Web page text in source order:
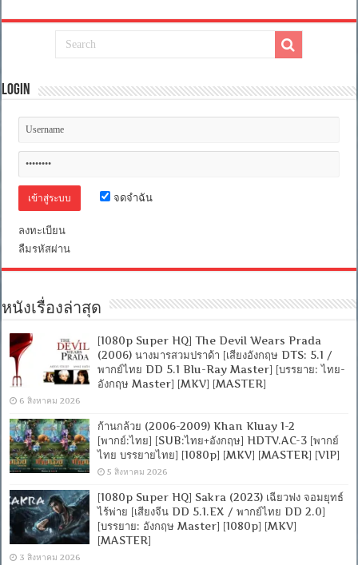
(2019)
[พากย์
โรง]
Login
จดจำฉัน
ลงทะเบียน
ลืมรหัสผ่าน
หนังเรื่องล่าสุด
[1080p Super HQ] The Devil Wears Prada
(2006) นางมารสวมปราด้า [เสียงอังกฤษ DTS: 5.1 /
พากย์ไทย DD 5.1 Blu-Ray Master] [บรรยาย: ไทย-
อังกฤษ Master] [MKV] [MASTER]
6 สิงหาคม 2026
ก้านกล้วย (2006-2009) Khan Kluay 1-2
[พากย์:ไทย] [SUB:ไทย+อังกฤษ] HDTV.AC-3 [พากย์
ไทย บรรยายไทย] [1080p] [MKV] [MASTER] [VIP]
5 สิงหาคม 2026
[1080p Super HQ] Sakra (2023) เฉียวฟง จอมยุทธ์
ไร้พ่าย [เสียงจีน DD 5.1.EX / พากย์ไทย DD 2.0]
[บรรยาย: อังกฤษ Master] [1080p] [MKV]
[MASTER]
3 สิงหาคม 2026